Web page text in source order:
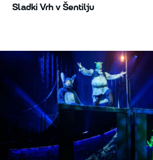
Sladki Vrh v Šentilju